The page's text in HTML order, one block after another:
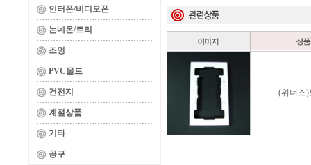
인터폰/비디오폰
논네온/트리
조명
PVC몰드
건전지
계절상품
기타
공구
(위너스)